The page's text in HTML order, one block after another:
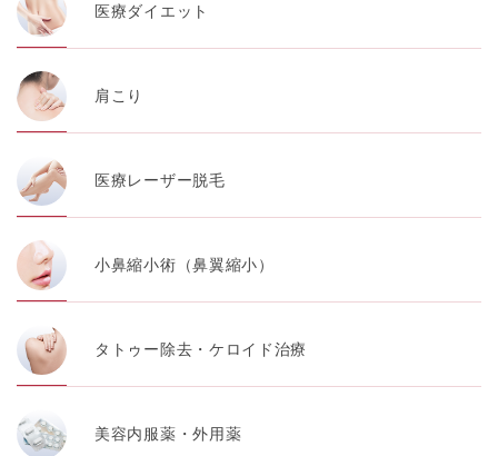
医療ダイエット
肩こり
医療レーザー脱毛
小鼻縮小術（鼻翼縮小）
タトゥー除去・ケロイド治療
美容内服薬・外用薬